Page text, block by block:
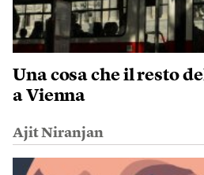
Una cosa che il resto
a Vienna
Ajit Niranjan